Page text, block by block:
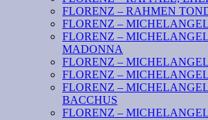
FLORENZ – RAHMEN
FLORENZ –
FLORENZ –
MADONNA
FLORENZ –
FLORENZ –
FLORENZ –
BACCHUS
FLORENZ –